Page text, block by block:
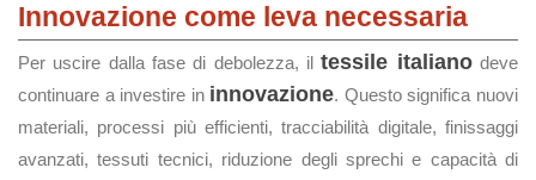
Innovazione come leva necessaria
Per uscire dalla fase di debolezza, iltessile italianodeve
continuare a investire in innovazione. Questo significa nuovi
materiali, processi più efficienti, tracciabilità digitale, finissaggi
avanzati, tessuti tecnici, riduzione degli sprechi e capacità di